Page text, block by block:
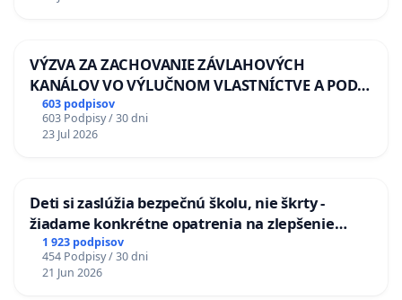
VÝZVA ZA ZACHOVANIE ZÁVLAHOVÝCH
KANÁLOV VO VÝLUČNOM VLASTNÍCTVE A POD
KONTROLOU SLOVENSKEJ REPUBLIKY & žiadosť
na riešenie zanedbaného stavu závlahových a
odvodňovacích kanálov na Slovensku
603 podpisov
603 Podpisy / 30 dni
23 Jul 2026
Deti si zaslúžia bezpečnú školu, nie škrty -
žiadame konkrétne opatrenia na zlepšenie
situácie v školstve
1 923 podpisov
454 Podpisy / 30 dni
21 Jun 2026